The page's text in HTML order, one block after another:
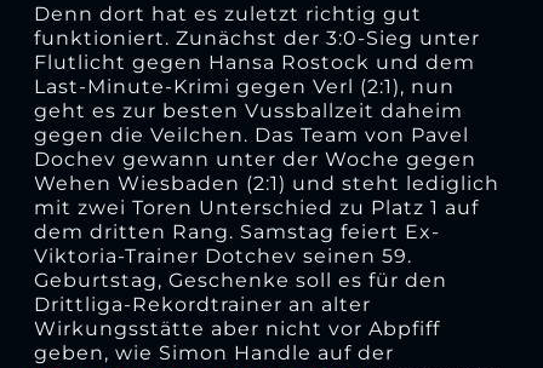
Denn dort hat es zuletzt richtig gut
funktioniert. Zunächst der 3:0-Sieg unter
Flutlicht gegen Hansa Rostock und dem
Last-Minute-Krimi gegen Verl (2:1), nun
geht es zur besten Vussballzeit daheim
gegen die Veilchen. Das Team von Pavel
Dochev gewann unter der Woche gegen
Wehen Wiesbaden (2:1) und steht lediglich
mit zwei Toren Unterschied zu Platz 1 auf
dem dritten Rang. Samstag feiert Ex-
Viktoria-Trainer Dotchev seinen 59.
Geburtstag, Geschenke soll es für den
Drittliga-Rekordtrainer an alter
Wirkungsstätte aber nicht vor Abpfiff
geben, wie Simon Handle auf der